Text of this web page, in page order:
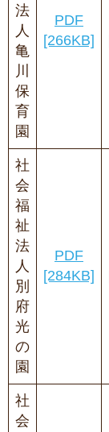
法
人
亀
川
保
育
園
PDF
[266KB]
社
会
福
祉
法
人
別
府
光
の
園
PDF
[284KB]
社
会